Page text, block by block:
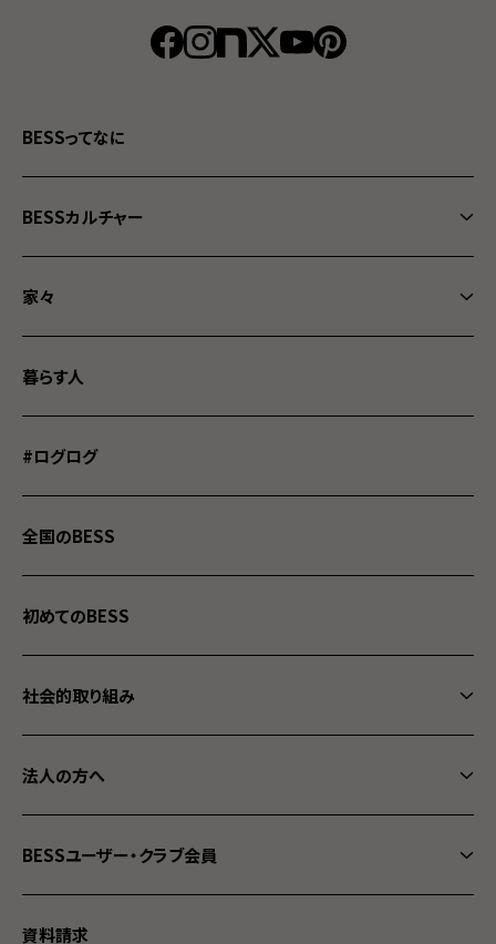
BESSってなに
BESSカルチャー
まぬけは愛だ
家々
WONDER DEVICE
COUNTRY LOG
栖ログ
ログ小屋 IMAGO
中古住宅「歳時住宅」
タイムシェア別荘「フェザント山中湖」
暮らす人
#ログログ
全国のBESS
初めてのBESS
社会的取り組み
法人の方へ
地区販社募集
BESSユーザー・クラブ会員
資料請求